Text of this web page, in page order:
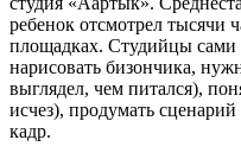
ребенок отсмотрел тысячи
площадках. Студийцы
нарисовать бизончика,
выглядел, чем питался),
исчез), продумать
кадр.